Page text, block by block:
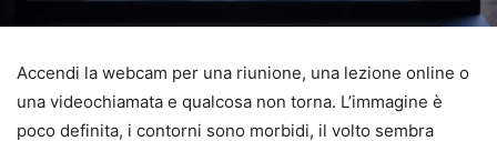
Accendi la webcam per una riunione, una lezione online o
una videochiamata e qualcosa non torna. L’immagine è
poco definita, i contorni sono morbidi, il volto sembra